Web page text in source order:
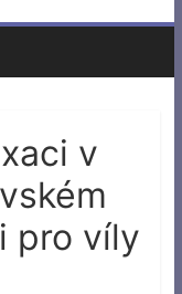
v
pro víly